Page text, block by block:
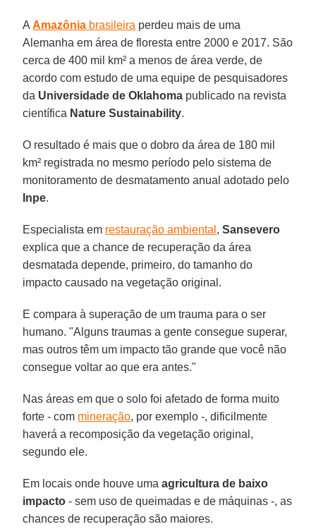
AAmazônia brasileira perdeu mais de uma
Alemanha em área de floresta entre 2000 e 2017. São
cerca de 400 mil km² a menos de área verde, de
acordo com estudo de uma equipe de pesquisadores
da Universidade de Oklahoma publicado na revista
científica Nature Sustainability.
O resultado é mais que o dobro da área de 180 mil
km² registrada no mesmo período pelo sistema de
monitoramento de desmatamento anual adotado pelo
Inpe.
Especialista em restauração ambiental ,Sansevero
explica que a chance de recuperação da área
desmatada depende, primeiro, do tamanho do
impacto causado na vegetação original.
E compara à superação de um trauma para o ser
humano. "Alguns traumas a gente consegue superar,
mas outros têm um impacto tão grande que você não
consegue voltar ao que era antes."
Nas áreas em que o solo foi afetado de forma muito
forte - com mineração, por exemplo -, dificilmente
haverá a recomposição da vegetação original,
segundo ele.
Em locais onde houve umaagricultura de baixo
impacto - sem uso de queimadas e de máquinas -, as
chances de recuperação são maiores.